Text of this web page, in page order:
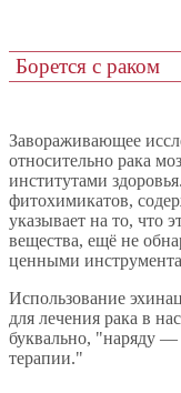
Борется с раком
Завораживающее
относительно рака
институтами
фитохимикатов,
указывает на то, что
вещества, ещё не
ценными
Использование
для лечения рака в
буквально, "наряду
терапии."